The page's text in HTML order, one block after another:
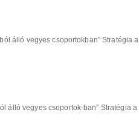
álló vegyes csoportokban” Stratégia a
álló vegyes csoportok-ban” Stratégia a